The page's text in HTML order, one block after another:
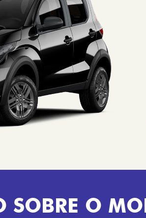
SOBRE O